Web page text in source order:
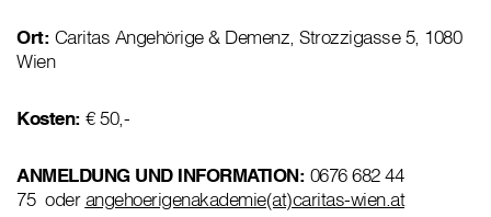
Ort: Caritas Angehörige & Demenz, Strozzigasse 5, 1080
Wien
Kosten: € 50,-
ANMELDUNG UND INFORMATION: 0676 682 44
75 oderangehoerigenakademie(at)caritas-wien.at